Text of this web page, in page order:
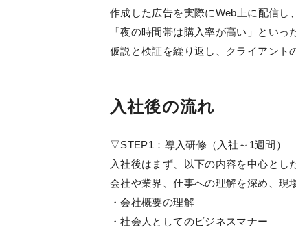
作成した広告を実際にWeb上に配信し
「夜の時間帯は購入率が高い」といっ
仮説と検証を繰り返し、クライアント
入社後の流れ
▽STEP1：導入研修（入社～1週間）
入社後はまず、以下の内容を中心とし
会社や業界、仕事への理解を深め、現
・会社概要の理解
・社会人としてのビジネスマナー